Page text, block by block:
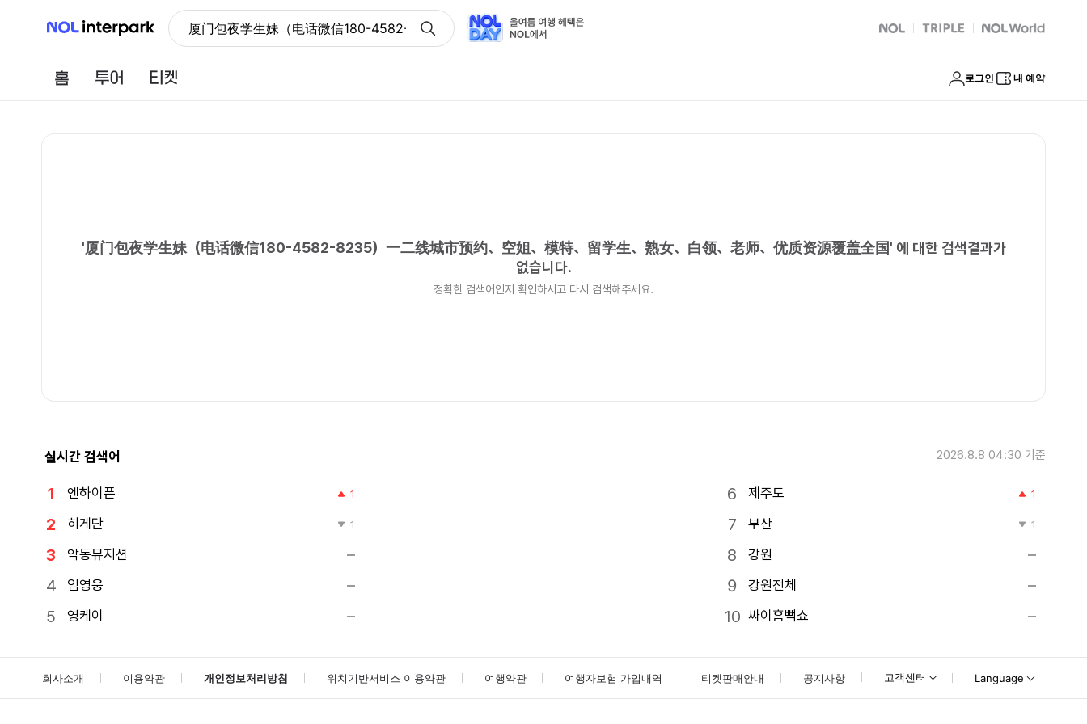
NOL 인터파크 厦门包夜学生妹（电话微信180-4582-8235）一二线城市预约、空姐、模特、留学生、熟女、白领、老师、优质资源覆盖全国
NOL 트리플 Global Interpark
홈 투어 로그인 내 예약
'厦门包夜学生妹（电话微信180-4582-8235）一二线城市预约、空姐、模特、留学生、熟女、白领、老师、优质资源覆盖全国' 에 대한 검색결과가
없습니다.
정확한 검색어인지 확인하시고 다시 검색해주세요.
실시간 검색어 2026.8.8 04:30 기준
엔하이픈 1
히게단 1
악동뮤지션
임영웅
영케이
제주도 1
부산 1
강원
강원전체
싸이흠뻑쇼
회사소개 이용약관 개인정보처리방침 위치기반서비스 이용약관 여행약관 여행자보험 가입내역 티켓판매안내 공지사항 고객센터 Language